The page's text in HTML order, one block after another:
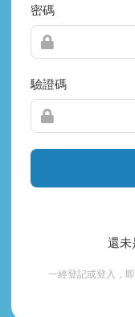
密碼
驗證碼
還未
一經登記或登入，